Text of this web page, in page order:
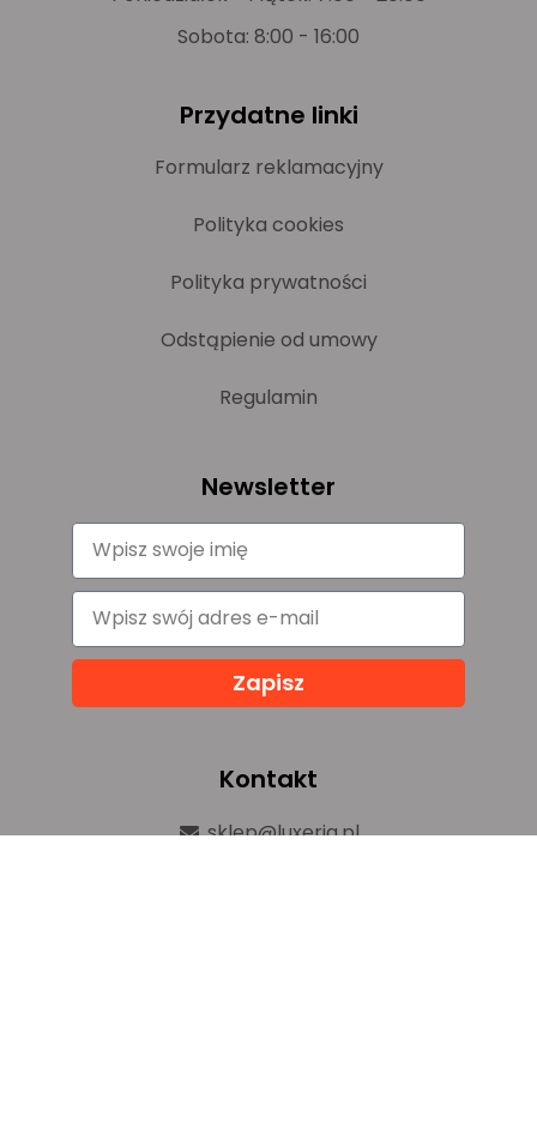
Sobota: 8:00 - 16:00
Przydatne linki
Formularz reklamacyjny
Polityka cookies
Polityka prywatności
Odstąpienie od umowy
Regulamin
Newsletter
Zapisz
Kontakt
sklep@luxeria.pl